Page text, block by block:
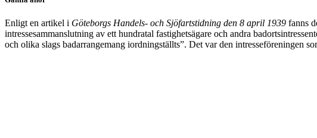
Enligt en artikel i Göteborgs Handels- och Sjöfartstidning den 8 april 1939 fanns
intressesammanslutning av ett hundratal fastighetsägare och andra
och olika slags badarrangemang iordningställts”. Det var den intresseföreningen